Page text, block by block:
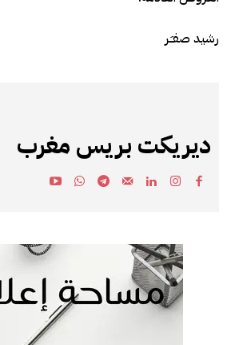
رشيد صفـَـر
ديريكت بريس مغرب